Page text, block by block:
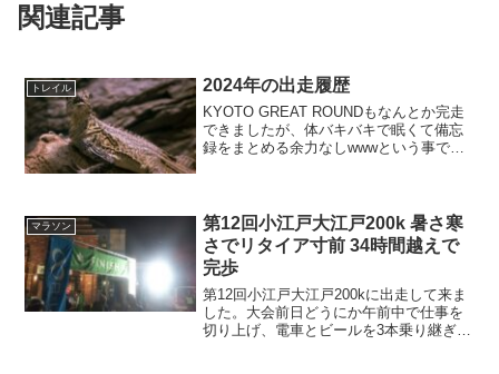
関連記事
トレイル 2024年の出走履歴
KYOTO GREAT ROUNDもなんとか完走
できましたが、体バキバキで眠くて備忘
録をまとめる余力なしwwwという事で
マラソン
第12回小江戸大江戸200k 暑さ寒
さでリタイア寸前 34時間越えで
完歩
第12回小江戸大江戸200kに出走して来ま
した。大会前日どうにか午前中で仕事を
切り上げ、電車とビールを3本乗り継ぎ